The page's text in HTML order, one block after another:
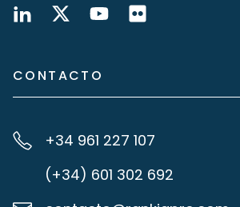
CONTACTO
+34 961 227 107
(+34) 601 302 692